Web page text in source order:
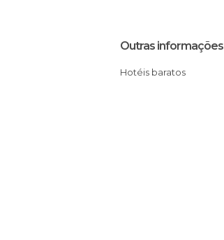
Outras informações
Hotéis baratos